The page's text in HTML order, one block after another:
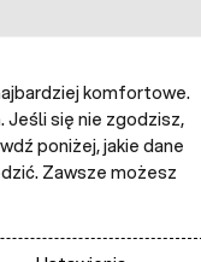
komfortowe.
Jeśli się nie zgodzisz,
poniżej, jakie dane
Zawsze możesz